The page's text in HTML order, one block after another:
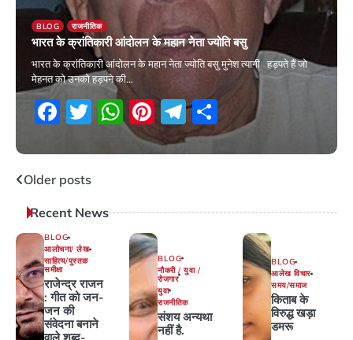
BLOG राजनीतिक
भारत के क्रांतिकारी आंदोलन के महान नेता ज्योति बसु
भारत के क्रांतिकारी आंदोलन के महान नेता ज्योति बसु मुनेश त्यागी हड़पते हैं जो
मेहनत को उनको हड़पने की…
Facebook
Twitter
WhatsApp
Pinterest
Telegram
Share
17 January 2026
Posts
navigation
Older posts
Recent News
BLOG
आलोचना/ लेख
साहित्य/पुस्तक
समीक्षा
राजेन्द्र राजन
: गीत को जन-
जन की
संवेदना बनाने
BLOG
नौकरी / युवा /
रोजगार
युवा
राजनीतिक
संशय अन्यथा
नहीं है.
BLOG
आलेख विचार
समय/समाज
किताब के
विरुद्ध खड़ा
डमरू